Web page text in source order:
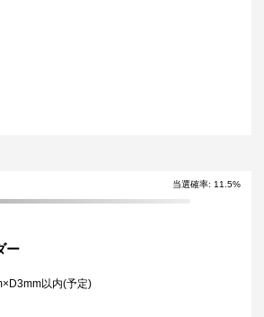
当選確率: 11.5%
ー
以内(予定)